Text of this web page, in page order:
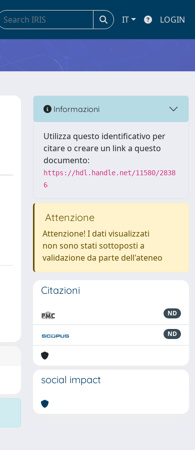
IT LOGIN
Informazioni
Utilizza questo identificativo per
citare o creare un link a questo
documento:
https://hdl.handle.net/11580/2838
6
Attenzione
Attenzione! I dati visualizzati
non sono stati sottoposti a
validazione da parte dell'ateneo
Citazioni
ND
ND
social impact